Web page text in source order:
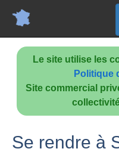
Le site utilise les
Politique
Site commercial
Se rendre à